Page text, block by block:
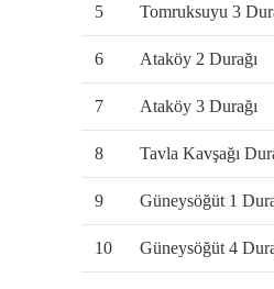
5 Tomruksuyu 3
6 Ataköy 2 Durağı
7 Ataköy 3 Durağı
8 Tavla Kavşağı
9 Güneysöğüt 1
10 Güneysöğüt 4